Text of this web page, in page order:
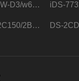
DS-2PT2D20IW-D3/w64路高清硬盘录像机
DS-1LPRVV-2C150/2B监控室外夜视高清电源线护套线200米/卷